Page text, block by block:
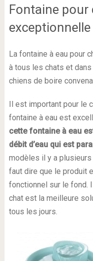
Fontaine pour
exceptionnelle
La fontaine à eau pour
à tous les chats et
chiens de boire
Il est important pour le
fontaine à eau est
cette fontaine à eau
débit d’eau qui est
modèles il y a
faut dire que le produit
fonctionnel sur le fond.
chat est la meilleure
tous les jours.